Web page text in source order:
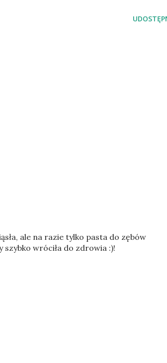
ale na razie tylko pasta do zębów
szybko wróciła do zdrowia :)!